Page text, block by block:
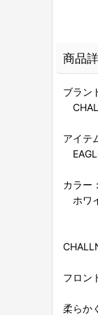
商品
ブラン
アイテ
カラー：
ホワ
フロン
柔らか